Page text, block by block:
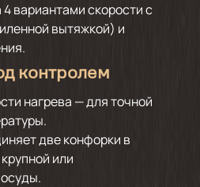
вариантами скорости с
вытяжкой) и
контролем
нагрева — для точной
две конфорки в
или